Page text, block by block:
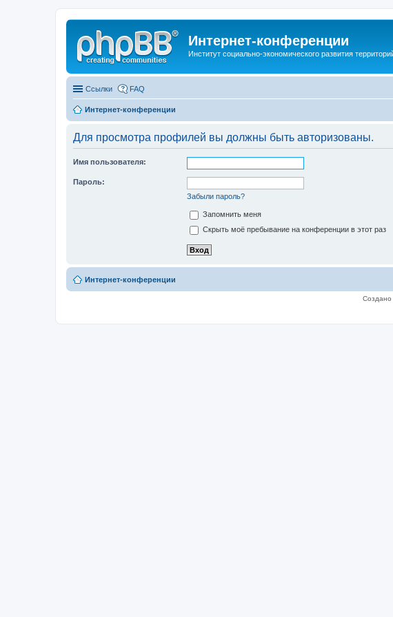
Интернет-конференции
Институт социально-экономического развития
Ссылки FAQ
Интернет-конференции
Для просмотра профилей вы должны быть авторизованы.
Имя пользователя:
Пароль:
Забыли пароль?
Запомнить меня
Скрыть моё пребывание на конференции в этот раз
Интернет-конференции
Создано